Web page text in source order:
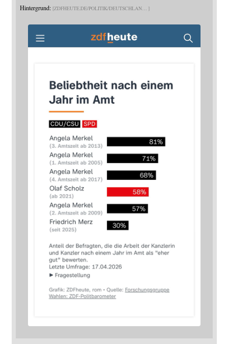
Hintergrund: ZDFHEUTE.DE/POLITIK/DEUTSCHLAN